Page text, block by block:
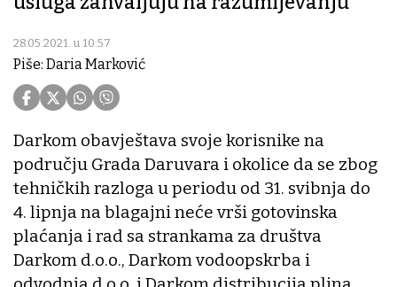
28.05.2021. u 10:57
Piše: Daria Marković
Darkom obavještava svoje korisnike na
području Grada Daruvara i okolice da se zbog
tehničkih razloga u periodu od 31. svibnja do
4. lipnja na blagajni neće vrši gotovinska
plaćanja i rad sa strankama za društva
Darkom d.o.o., Darkom vodoopskrba i